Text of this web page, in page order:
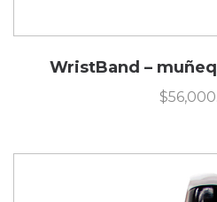
WristBand –
$